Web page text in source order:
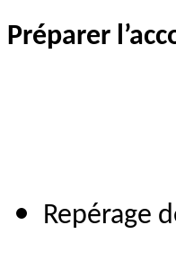
Préparer
Repérage